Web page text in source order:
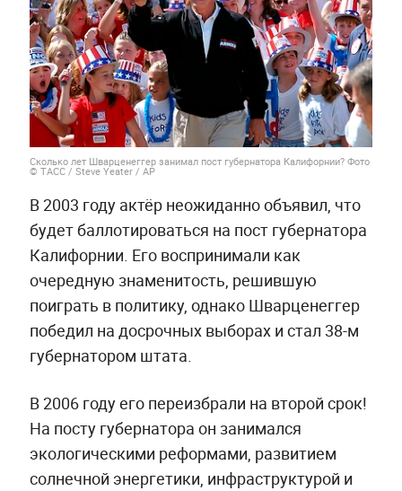
Сколько лет Шварценеггер занимал пост губернатора Калифорнии? Фото
© ТАСС / Steve Yeater / АР
В 2003 году актёр неожиданно объявил, что
будет баллотироваться на пост губернатора
Калифорнии. Его воспринимали как
очередную знаменитость, решившую
поиграть в политику, однако Шварценеггер
победил на досрочных выборах и стал 38-м
губернатором штата.
В 2006 году его переизбрали на второй срок!
На посту губернатора он занимался
экологическими реформами, развитием
солнечной энергетики, инфраструктурой и